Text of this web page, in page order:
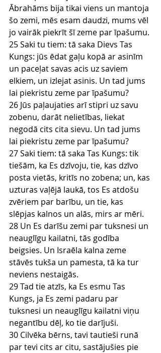
Ābrahāms bija tikai viens un mantoja
šo zemi, mēs esam daudzi, mums vēl
jo vairāk piekrīt šī zeme par īpašumu.
25 Saki tu tiem: tā saka Dievs Tas
Kungs: jūs ēdat gaļu kopā ar asinīm
un paceļat savas acis uz saviem
elkiem, un izlejat asinis. Un tad jums
lai piekristu zeme par īpašumu?
26 Jūs paļaujaties arī stipri uz savu
zobenu, darāt nelietības, liekat
negodā cits cita sievu. Un tad jums
lai piekristu zeme par īpašumu?
27 Saki tiem: tā saka Tas Kungs: tik
tiešām, ka Es dzīvoju, tie, kas dzīvo
posta vietās, kritīs no zobena; un, kas
uzturas vaļējā laukā, tos Es atdošu
zvēriem par barību, un tie, kas
slēpjas kalnos un alās, mirs ar mēri.
28 Un Es darīšu zemi par tuksnesi un
neauglīgu kailatni, tās godība
beigsies. Un Israēla kalna zeme
stāvēs tukša un pamesta, tā ka tur
neviens nestaigās.
29 Tad tie atzīs, ka Es esmu Tas
Kungs, ja Es zemi padaru par
tuksnesi un neauglīgu kailatni viņu
negantību dēļ, ko tie darījuši.
30 Cilvēka bērns, tavi tautieši runā
par tevi cits ar citu, sastājušies pie